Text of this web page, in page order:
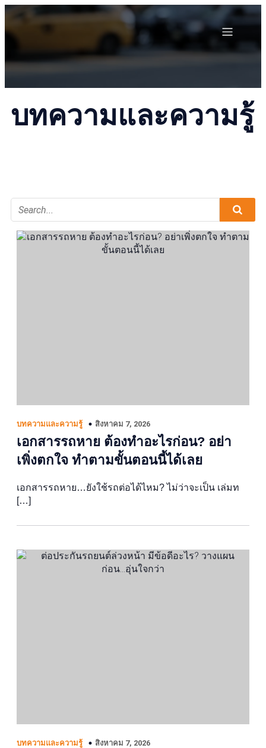
บทความและความรู้
บทความและความรู้ สิงหาคม 7, 2026
เอกสารรถหาย ต้องทำอะไรก่อน? อย่า
เพิ่งตกใจ ทำตามขั้นตอนนี้ได้เลย
เอกสารรถหาย…ยังใช้รถต่อได้ไหม? ไม่ว่าจะเป็น เล่มท
[…]
บทความและความรู้ สิงหาคม 7, 2026